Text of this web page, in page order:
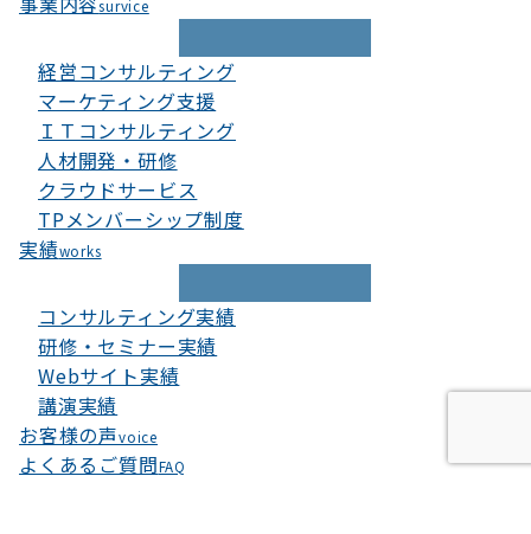
survice
経営コンサルティング
マーケティング支援
ＩＴコンサルティング
人材開発・研修
クラウドサービス
TPメンバーシップ制度
実績works
コンサルティング実績
研修・セミナー実績
Webサイト実績
講演実績
お客様の声voice
よくあるご質問FAQ